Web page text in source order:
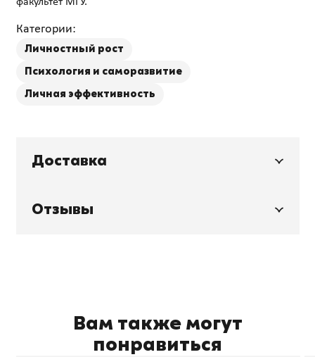
Категории:
Личностный рост
Психология и саморазвитие
Личная эффективность
Доставка
Отзывы
Вам также могут
понравиться